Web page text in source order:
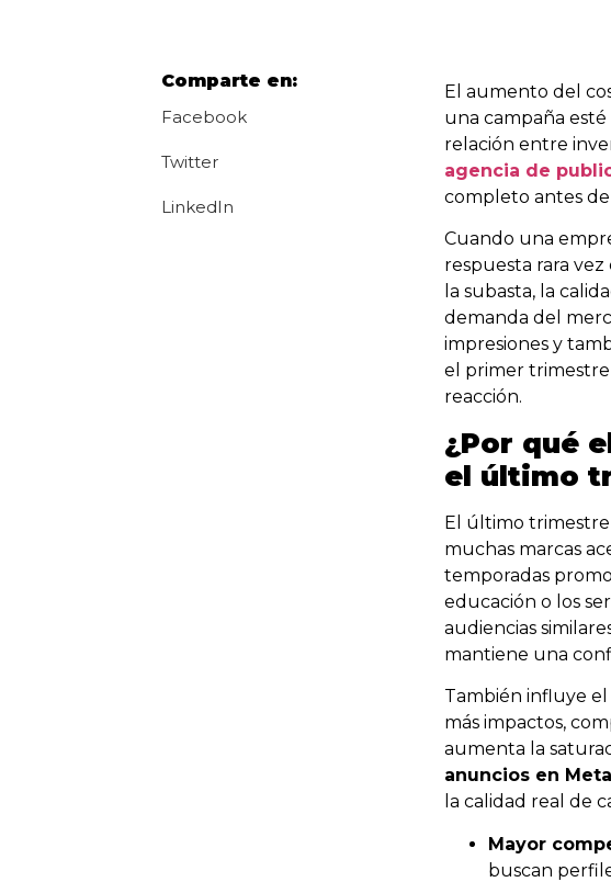
Comparte en:
Facebook
Twitter
LinkedIn
El aumento del
una campaña
relación entre
agencia de
completo antes de
Cuando una
respuesta rara
la subasta, la
demanda del
impresiones y
el primer trimestre
reacción.
¿Por qué
el último
El último
muchas marcas
temporadas
educación o los
audiencias
mantiene una
También influye
más impactos,
aumenta la
anuncios en
la calidad real de
Mayor
buscan